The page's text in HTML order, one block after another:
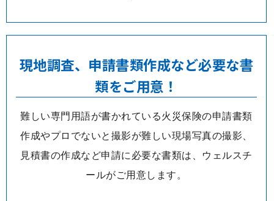
現地調査、申請書類作成など必要な書
類をご用意！
難しい専門用語が書かれている火災保険の申請書類
作成やプロでないと撮影が難しい現場写真の撮影、
見積書の作成など申請に必要な書類は、ウェルスチ
ールがご用意します。